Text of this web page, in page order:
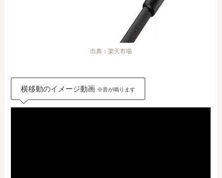
出典：楽天市場
横移動のイメージ動画 ※音が鳴ります